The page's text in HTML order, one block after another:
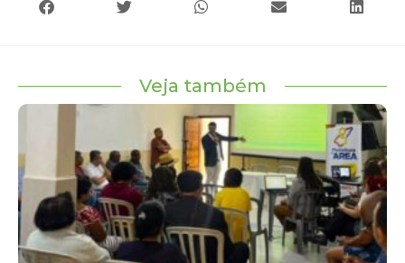
Veja também